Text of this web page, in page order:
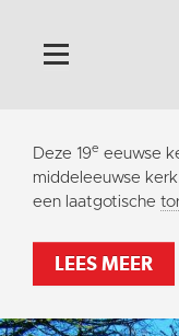
Home
Algemeen
Omgeving
Activiteiten
Steun ons
Deze 19e eeuwse
middeleeuwse
een laatgotische
LEES MEER